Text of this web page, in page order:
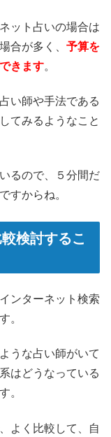
ット占いの場合は
合が多く、 予算を
きます。
い師や手法である
てみるようなこと
るので、５分間だ
すからね。
検討するこ
ンターネット検索
。
うな占い師がいて
はどうなっている
。
よく比較して、自